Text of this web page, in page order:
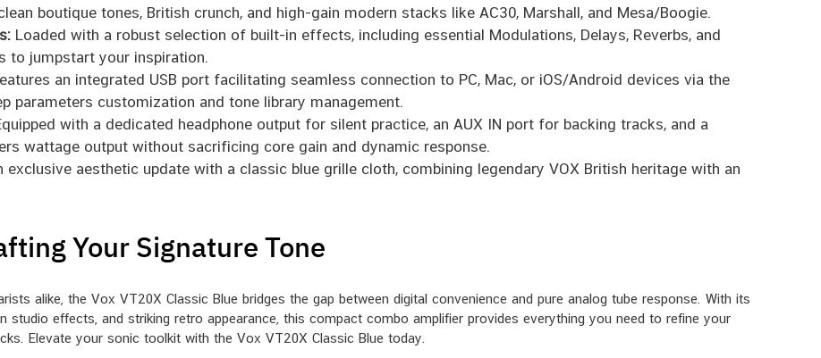
boutique tones, British crunch, and high-gain modern stacks like AC30, Marshall, and Mesa/Boogie.
Loaded with a robust selection of built-in effects, including essential Modulations, Delays, Reverbs, and
to jumpstart your inspiration.
an integrated USB port facilitating seamless connection to PC, Mac, or iOS/Android devices via the
parameters customization and tone library management.
with a dedicated headphone output for silent practice, an AUX IN port for backing tracks, and a
wattage output without sacrificing core gain and dynamic response.
exclusive aesthetic update with a classic blue grille cloth, combining legendary VOX British heritage with an
Your Signature Tone
alike, the Vox VT20X Classic Blue bridges the gap between digital convenience and pure analog tube response. With its
studio effects, and striking retro appearance, this compact combo amplifier provides everything you need to refine your
Elevate your sonic toolkit with the Vox VT20X Classic Blue today.